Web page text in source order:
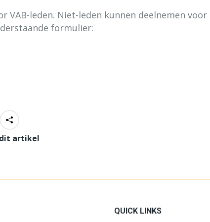
VAB-leden. Niet-leden kunnen deelnemen voor
formulier:
artikel
QUICK LINKS